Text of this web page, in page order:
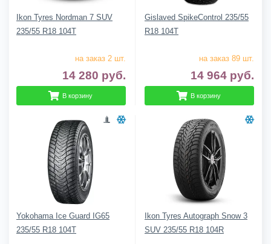
Ikon Tyres Nordman 7 SUV
235/55 R18 104T
на заказ 2 шт.
14 280 руб.
В корзину
Gislaved SpikeControl 235/55
R18 104T
на заказ 89 шт.
14 964 руб.
В корзину
Yokohama Ice Guard IG65
235/55 R18 104T
Ikon Tyres Autograph Snow 3
SUV 235/55 R18 104R